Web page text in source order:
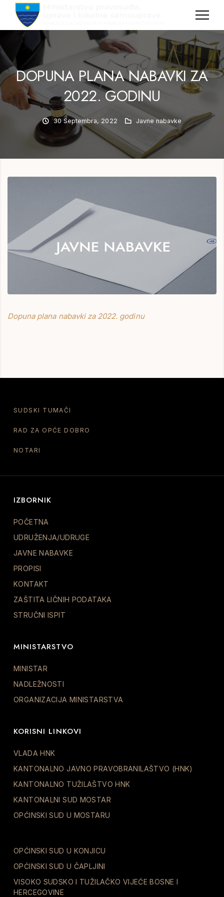
MPULS
HNK
DOPUNA PLANA NABAVKI ZA
2022. GODINU
30 Septembra, 2022 Javne nabavke
Dopuna plana nabavki za 2022. godinu
SUDSKI TUMAČI
RAD ZA OPĆE DOBRO
NOTARI
IZBORNIK
POČETNA
UDRUŽENJA/UDRUGE
JAVNE NABAVKE
PROPISI
KONTAKT
ZAŠTITA LIČNIH PODATAKA
STRUČNI ISPIT
MINISTARSTVO
MINISTAR
NADLEŽNOSTI
ORGANIZACIJA MINISTARSTVA
KORISNI LINKOVI
VLADA HNK
KANTONALNO JAVNO PRAVOBRANILAŠTVO (HNK)
KANTONALNO TUŽILAŠTVO HNK
KANTONALNI SUD MOSTAR
OPĆINSKI SUD U MOSTARU
OPĆINSKI SUD U KONJICU
OPĆINSKI SUD U ČAPLJINI
VISOKO SUDSKO I TUŽILAČKO VIJEĆE BOSNE I
HERCEGOVINE